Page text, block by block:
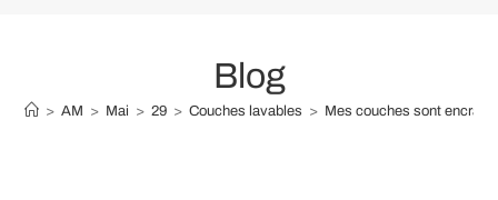
Blog
> AM > Mai > 29 > Couches lavables > Mes couches sont